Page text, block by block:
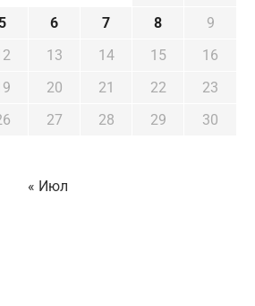
5 6 7 8
9
13 14 15
16
20 21 22
23
27 28 29
30
« Июл